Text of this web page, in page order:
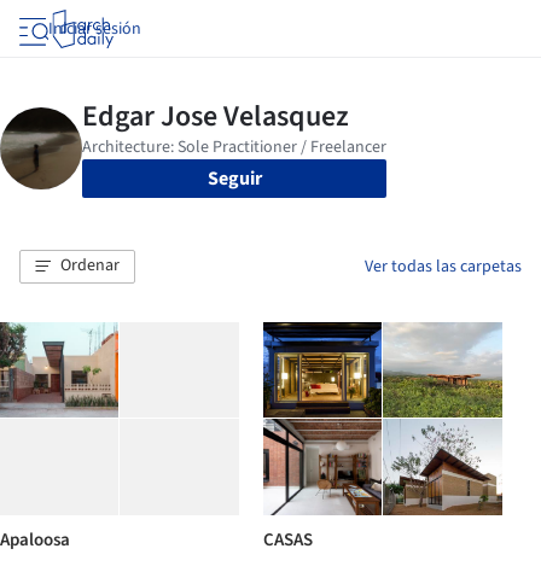
Iniciar sesión
Seguir
Ordenar Ver todas las carpetas
Apaloosa CASAS